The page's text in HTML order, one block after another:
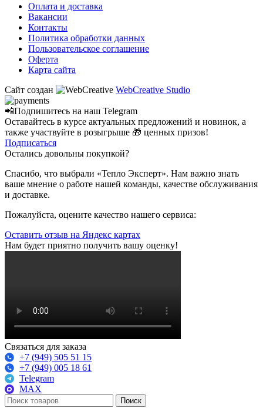
Оплата и доставка
Вакансии
Контакты
Политика обработки данных
Пользовательское соглашение
Оферта
Карта сайта
Сайт создан
WebCreative Studio
📲Подпишитесь на наш Telegram
Оставайтесь в курсе актуальных предложений и новинок, а
также участвуйте в розыгрыше 🎁 ценных призов!
Подписаться
Остались довольны покупкой?
Спасибо, что выбрали «Тепло Эксперт». Нам важно знать
ваше мнение о работе нашей команды, качестве обслуживания
и доставке.
Пожалуйста, оцените качество нашего сервиса:
Оставить отзыв на Яндекс картах
Нам будет приятно получить вашу оценку!
Связаться для заказа
+7 (949) 505 51 15
+7 (949) 005 18 61
Telegram
MAX
Поиск